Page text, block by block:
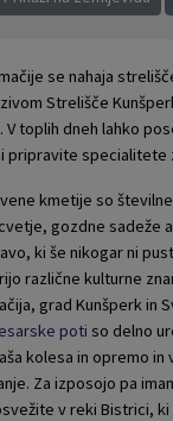
se nahaja
Strelišče
toplih dneh lahko
pripravite specialitete
kmetije so
gozdne sadeže
ki še nikogar ni
različne kulturne
grad Kunšperk in
poti so delno
kolesa in opremo in
Za izposojo pa
v reki Bistrici, ki
značaja